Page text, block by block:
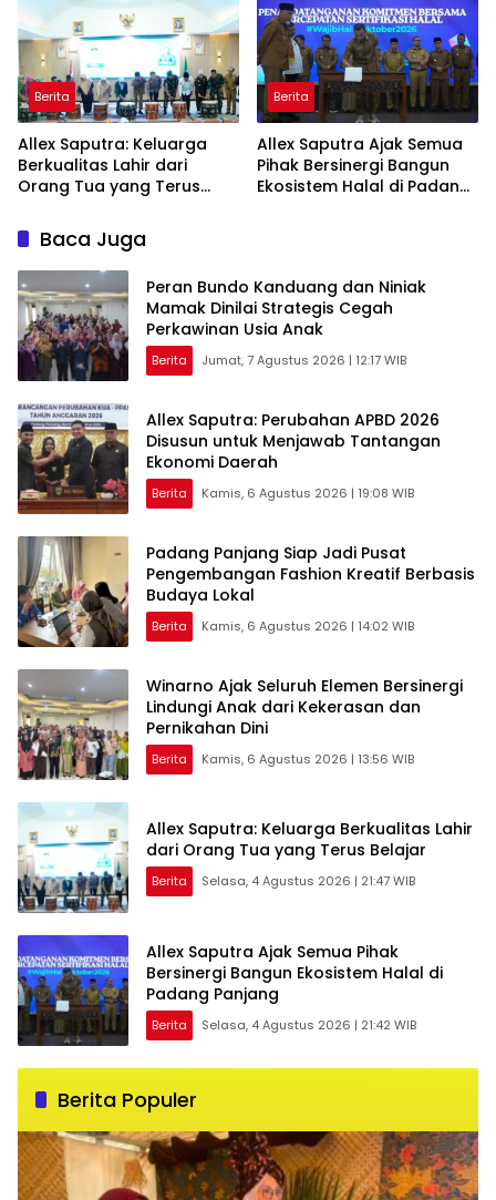
Berita
Allex Saputra: Keluarga
Berkualitas Lahir dari
Orang Tua yang Terus
Berita
Allex Saputra Ajak Semua
Pihak Bersinergi Bangun
Ekosistem Halal di Padang
Baca Juga
Peran Bundo Kanduang dan Niniak
Mamak Dinilai Strategis Cegah
Perkawinan Usia Anak
Berita Jumat, 7 Agustus 2026 | 12:17 WIB
Allex Saputra: Perubahan APBD 2026
Disusun untuk Menjawab Tantangan
Ekonomi Daerah
Berita Kamis, 6 Agustus 2026 | 19:08 WIB
Padang Panjang Siap Jadi Pusat
Pengembangan Fashion Kreatif Berbasis
Budaya Lokal
Berita Kamis, 6 Agustus 2026 | 14:02 WIB
Winarno Ajak Seluruh Elemen Bersinergi
Lindungi Anak dari Kekerasan dan
Pernikahan Dini
Berita Kamis, 6 Agustus 2026 | 13:56 WIB
Allex Saputra: Keluarga Berkualitas Lahir
dari Orang Tua yang Terus Belajar
Berita Selasa, 4 Agustus 2026 | 21:47 WIB
Allex Saputra Ajak Semua Pihak
Bersinergi Bangun Ekosistem Halal di
Padang Panjang
Berita Selasa, 4 Agustus 2026 | 21:42 WIB
Berita Populer